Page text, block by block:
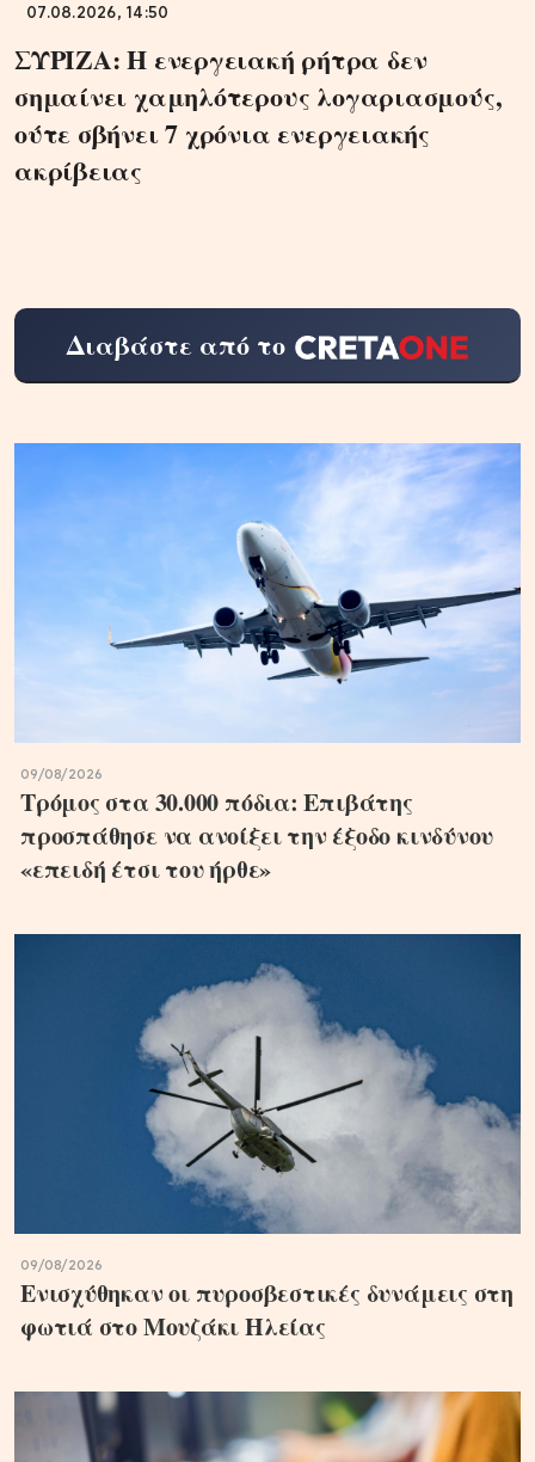
07.08.2026, 14:50
ΣΥΡΙΖΑ: Η ενεργειακή ρήτρα δεν
σημαίνει χαμηλότερους λογαριασμούς,
ούτε σβήνει 7 χρόνια ενεργειακής
ακρίβειας
Διαβάστε από το
09/08/2026
Τρόμος στα 30.000 πόδια: Επιβάτης
προσπάθησε να ανοίξει την έξοδο κινδύνου
«επειδή έτσι του ήρθε»
09/08/2026
Ενισχύθηκαν οι πυροσβεστικές δυνάμεις στη
φωτιά στο Μουζάκι Ηλείας